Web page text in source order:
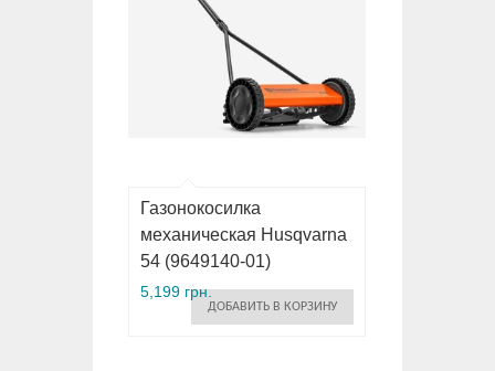
Газонокосилка
механическая Husqvarna
54 (9649140-01)
5,199 грн.
ДОБАВИТЬ В КОРЗИНУ